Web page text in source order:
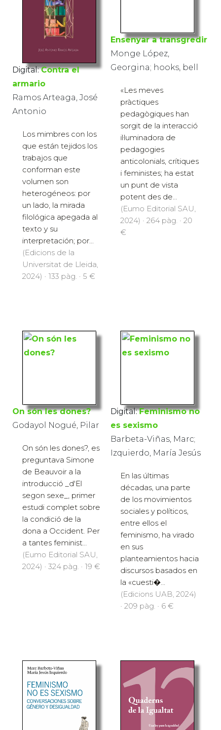
Digital: Contra el
armario
Ramos Arteaga, José
Antonio
Los mimbres con los
que están tejidos los
trabajos que
conforman este
volumen son
heterogéneos: por
un lado, la mirada
filológica apegada al
texto y su
interpretación; por...
(Edicions de la
Universitat de Lleida,
2024) · 133 pàg. · 5 €
Ensenyar a transgredir
Monge López,
Georgina; hooks, bell
«Les meves
pràctiques
pedagògiques han
sorgit de la interacció
il·luminadora de
pedagogies
anticolonials, crítiques
i feministes; ha estat
un punt de vista
potent des de...
(Eumo Editorial SAU,
2024) · 264 pàg. · 20
€
On són les dones?
Godayol Nogué, Pilar
On són les dones?, es
preguntava Simone
de Beauvoir a la
introducció _d'El
segon sexe_, primer
estudi complet sobre
la condició de la
dona a Occident. Per
a tantes feminist...
(Eumo Editorial SAU,
2024) · 324 pàg. · 19 €
Digital: Feminismo no
es sexismo
Barbeta-Viñas, Marc;
Izquierdo, María Jesús
En las últimas
décadas, una parte
de los movimientos
sociales y políticos,
entre ellos el
feminismo, ha virado
en sus
planteamientos hacia
discursos basados en
la «cuesti�...
(Edicions UAB, 2024)
· 209 pàg. · 6 €